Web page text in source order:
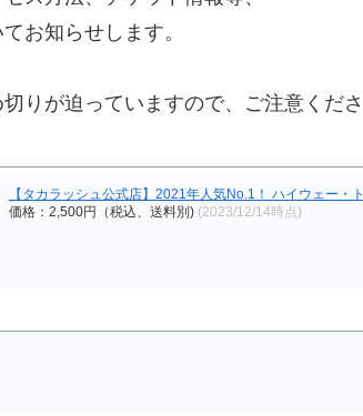
お知らせします。
りが迫っていますので、ご注意くださ
【タカラッシュ公式店】2021年人気No.1！ ハイウェー
価格：2,500円（税込、送料別) (2023/12/14時点)